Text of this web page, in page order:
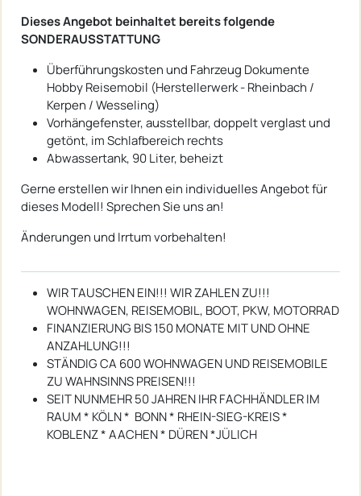
Dieses Angebot beinhaltet bereits folgende
SONDERAUSSTATTUNG
Überführungskosten und Fahrzeug Dokumente
Hobby Reisemobil (Herstellerwerk - Rheinbach /
Kerpen / Wesseling)
Vorhängefenster, ausstellbar, doppelt verglast und
getönt, im Schlafbereich rechts
Abwassertank, 90 Liter, beheizt
Gerne erstellen wir Ihnen ein individuelles Angebot für
dieses Modell! Sprechen Sie uns an!
Änderungen und Irrtum vorbehalten!
WIR TAUSCHEN EIN!!! WIR ZAHLEN ZU!!!
WOHNWAGEN, REISEMOBIL, BOOT, PKW, MOTORRAD
FINANZIERUNG BIS 150 MONATE MIT UND OHNE
ANZAHLUNG!!!
STÄNDIG CA 600 WOHNWAGEN UND REISEMOBILE
ZU WAHNSINNS PREISEN!!!
SEIT NUNMEHR 50 JAHREN IHR FACHHÄNDLER IM
RAUM * KÖLN * BONN * RHEIN-SIEG-KREIS *
KOBLENZ * AACHEN * DÜREN *JÜLICH